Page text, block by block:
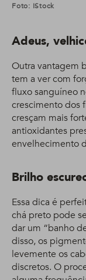
Foto: IStock
Adeus,
Outra vantagem
tem a ver com
fluxo sanguíneo
crescimento dos
cresçam mais
antioxidantes
envelhecimento
Brilho
Essa dica é
chá preto pode
dar um “banho
disso, os
levemente os
discretos. O